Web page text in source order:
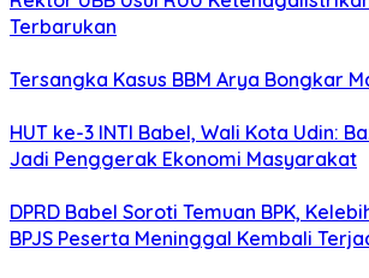
Terbarukan
Tersangka Kasus BBM Arya Bongkar
HUT ke-3 INTI Babel, Wali Kota Udin:
Jadi Penggerak Ekonomi Masyarakat
DPRD Babel Soroti Temuan BPK,
BPJS Peserta Meninggal Kembali